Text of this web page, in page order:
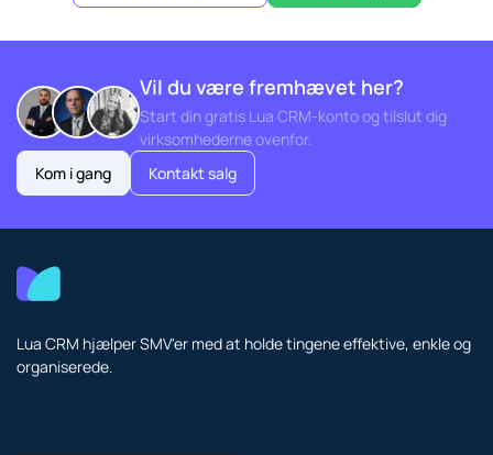
Vil du være fremhævet her?
Start din gratis Lua CRM-konto og tilslut dig
virksomhederne ovenfor.
Kom i gang
Kontakt salg
Lua CRM hjælper SMV'er med at holde tingene effektive, enkle og
organiserede.